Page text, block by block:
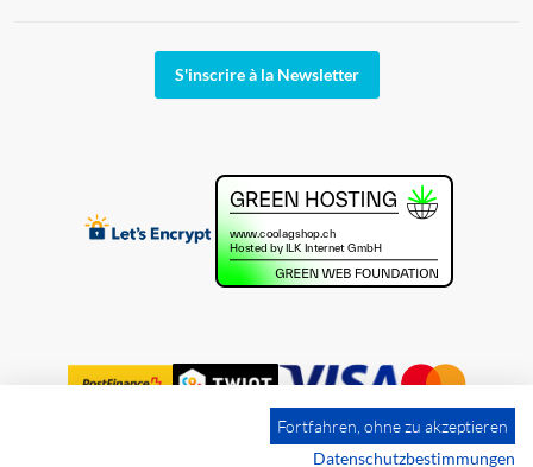
S'inscrire à la Newsletter
Fortfahren, ohne zu akzeptieren
Datenschutzbestimmungen